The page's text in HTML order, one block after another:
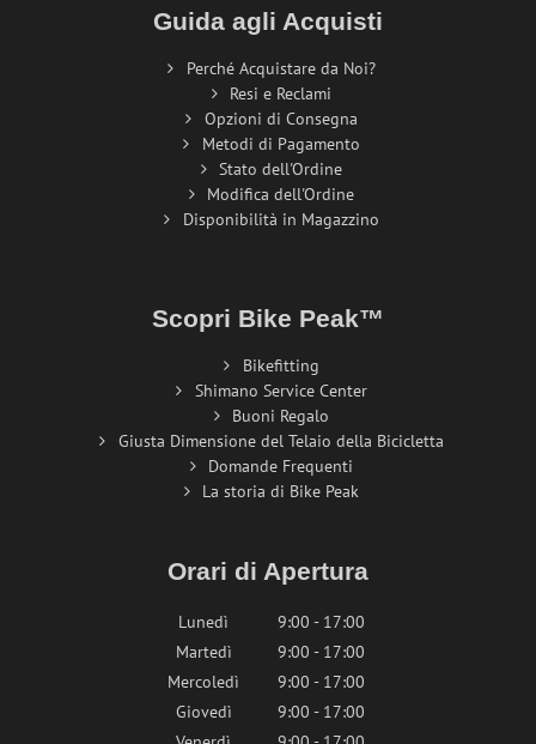
Guida agli Acquisti
Perché Acquistare da Noi?
Resi e Reclami
Opzioni di Consegna
Metodi di Pagamento
Stato dell'Ordine
Modifica dell'Ordine
Disponibilità in Magazzino
Scopri Bike Peak™
Bikefitting
Shimano Service Center
Buoni Regalo
Giusta Dimensione del Telaio della Bicicletta
Domande Frequenti
La storia di Bike Peak
Orari di Apertura
Lunedì
9:00 - 17:00
Martedì
9:00 - 17:00
Mercoledì
9:00 - 17:00
Giovedì
9:00 - 17:00